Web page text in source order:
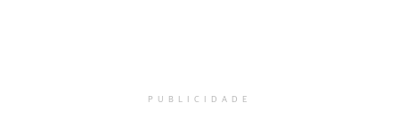
PUBLICIDADE